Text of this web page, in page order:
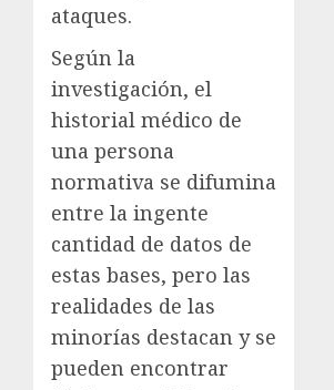
ataques.
Según la
investigación, el
historial médico de
una persona
normativa se difumina
entre la ingente
cantidad de datos de
estas bases, pero las
realidades de las
minorías destacan y se
pueden encontrar